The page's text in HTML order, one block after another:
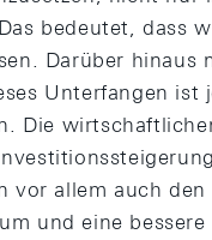
bedeutet, dass
Darüber hinaus
Unterfangen
Die
vor allem auch
und eine